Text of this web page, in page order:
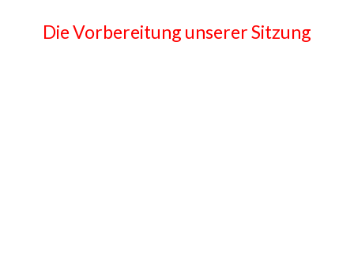
Die Vorbereitung unserer Sitzung